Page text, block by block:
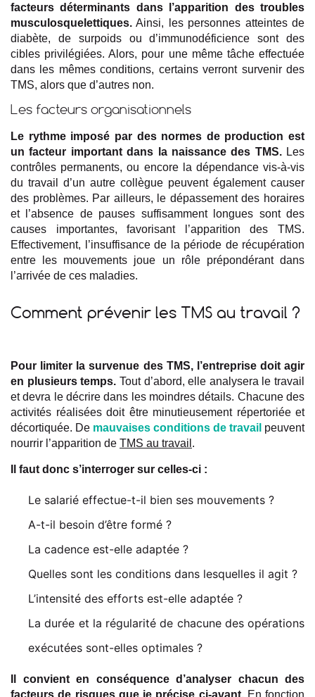
facteurs déterminants dans l’apparition des troubles
musculosquelettiques. Ainsi, les personnes atteintes de
diabète, de surpoids ou d’immunodéficience sont des
cibles privilégiées. Alors, pour une même tâche effectuée
dans les mêmes conditions, certains verront survenir des
TMS, alors que d’autres non.
Les facteurs organisationnels
Le rythme imposé par des normes de production est
un facteur important dans la naissance des TMS.Les
contrôles permanents, ou encore la dépendance vis-à-vis
du travail d’un autre collègue peuvent également causer
des problèmes. Par ailleurs, le dépassement des horaires
et l’absence de pauses suffisamment longues sont des
causes importantes, favorisant l’apparition des TMS.
Effectivement, l’insuffisance de la période de récupération
entre les mouvements joue un rôle prépondérant dans
l’arrivée de ces maladies.
Comment prévenir les TMS au travail ?
Pour limiter la survenue des TMS, l’entreprise doit agir
en plusieurs temps. Tout d’abord, elle analysera le travail
et devra le décrire dans les moindres détails. Chacune des
activités réalisées doit être minutieusement répertoriée et
décortiquée. De mauvaises conditions de travail peuvent
nourrir l’apparition de TMS au travail .
Il faut donc s’interroger sur celles-ci :
Le salarié effectue-t-il bien ses mouvements ?
A-t-il besoin d’être formé ?
La cadence est-elle adaptée ?
Quelles sont les conditions dans lesquelles il agit ?
L’intensité des efforts est-elle adaptée ?
La durée et la régularité de chacune des opérations
exécutées sont-elles optimales ?
Il convient en conséquence d’analyser chacun des
facteurs de risques que je précise ci-avant.En fonction